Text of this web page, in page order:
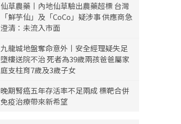
仙草農藥丨內地仙草驗出農藥超標 台灣
「鮮芋仙」及「CoCo」疑涉事 供應商急
澄清：未流入市面
九龍城地盤奪命意外丨安全經理疑失足
墮樓送院不治 死者為39歲兩孩爸爸屬家
庭支柱育7歲及3歲子女
晚期腎癌五年存活率不足兩成 標靶合併
免疫治療帶來新希望